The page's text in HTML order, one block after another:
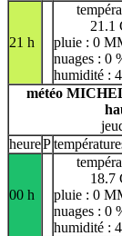
21 h
21.1
pluie : 0
nuages : 0
humidité :
météo
heureP
00 h
18.7
pluie : 0
nuages : 0
humidité :